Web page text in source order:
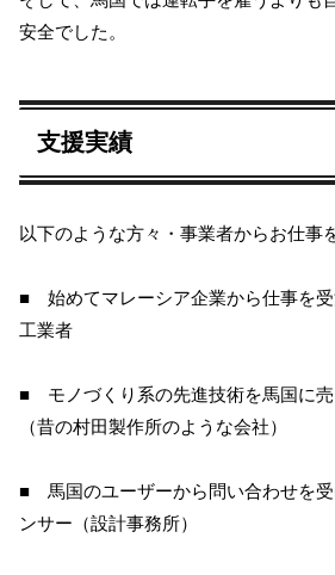
安全でした。
支援実績
以下のような方々・事業者からお仕事
■ 始めてマレーシア企業から仕事を
工業者
■ モノづくり系の先進技術を馬国に
（昔の村田製作所のような会社）
■ 馬国のユーザーから問い合わせを
ンサー（設計事務所）